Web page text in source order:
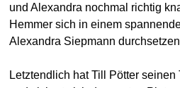
und Alexandra nochmal richtig
Hemmer sich in einem
Alexandra Siepmann
Letztendlich hat Till Pötter